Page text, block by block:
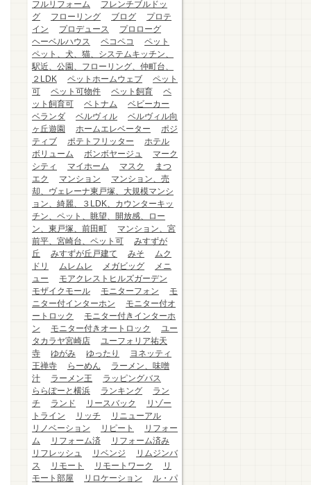
フルリフォーム
フレンチブルドッ
グ
フローリング ブログ
プロテ
イン
プロデュース
プロローグ
ヘーベルハウス
ペコペコ
ペット
ペット、犬、猫、システムキッチン、
駅近、公園、フローリング、仲町台、
２LDK
ペットホームウェブ
ペット
可
ペット可物件 ペット飼育
ペ
ット飼育可
ベトナム
ベビーカー
ベランダ
ベルヴィル
ベルヴィル向
ヶ丘遊園
ホームエレベーター
ポジ
ティブ
ポテトフリッター
ホテル
ボリューム
ボンボヤージュ
マーク
シティ
マイホーム マスク
まつ
エク
マンション
マンション、売
却、ヴェレーナ東戸塚、大規模マンシ
ョン、綺麗、３LDK、カウンターキッ
チン、ペット、眺望、開放感、ロー
ン、東戸塚、前田町
マンション、宮
前平、宮崎台、ペット可
みすずが
丘
みすずが丘戸建て みそ
ムク
ドリ
ムレムレ メガビッグ
メニ
ュー
モアクレストヒルズガーデン
モザイクモール
モニターフォン
モ
ニター付インターホン
モニター付オ
ートロック
モニター付きインターホ
ン
モニター付きオートロック
ユー
タカラヤ宮崎店
ユーフォリア祐天
寺
ゆがみ ゆったり
ヨネッティ
王禅寺
らーめん
ラーメン、味噌
汁
ラーメン王
ラッピングバス
ららぽーと横浜
ランキング
ラン
チ
ランド リースバック
リゾー
トライン
リッチ
リニューアル
リノベーション
リピート
リフォー
ム
リフォーム済
リフォーム済み
リフレッシュ
リベンジ
リムジンバ
ス
リモート リモートワーク
リ
モート部屋
リロケーション
ル・パ